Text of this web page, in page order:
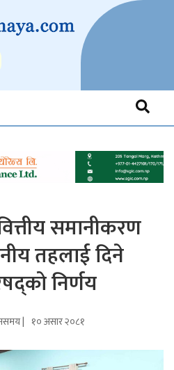
Hot News, Interview, Opinions,
Social, Media, Sports, Youth, Model
समानीकरण
तहलाई दिने
निर्णय
| १० असार २०८१